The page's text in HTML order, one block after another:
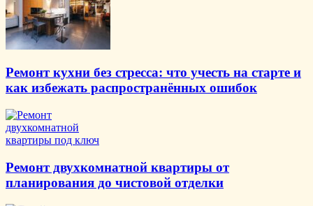
Ремонт кухни без стресса: что учесть на старте и
как избежать распространённых ошибок
Ремонт двухкомнатной квартиры от
планирования до чистовой отделки